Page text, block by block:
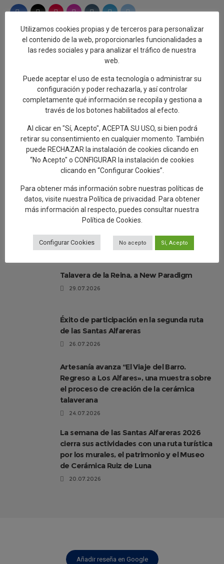
La edil de Artesanía destaca el Paseo de
las Letras como una nueva ruta turística
que une cerámica y literatura
2.08.2026
Delgado destaca la unión entre la cerámica
y la tauromaquia con la presentación de un
1.08.2026
El Paseo de las Letras se completa con 17
murales cerámicos con obras literarias que
hacen referencia a Talavera
Talavera de la Reina, a New Paradigm
29.07.2026
Éxito de participación en la segunda ruta
de las Santas Alfareras
26.07.2026
Artesanía avanza “El Viaje del Barro.
Regreso a Los Alfares», una muestra sobre
el proceso de creación de la cerámica
talaverana
24.07.2026
La semana de las Santas Alfareras 2026
cierra sus actividades con una ruta turística
por los murales, el patrimonio y el Museo
de Cerámica Ruiz de Luna
20.07.2026
Añadir reseña en Google
Utilizamos cookies propias y de terceros para personalizar
el contenido de la web, proporcionarles funcionalidades a
las redes sociales y para analizar el tráfico de nuestra
web.
Puede aceptar el uso de esta tecnología o administrar su
configuración y poder rechazarla, y así controlar
completamente qué información se recopila y gestiona a
través de los botones habilitados al efecto.
Al clicar en "Sí, Acepto", ACEPTA SU USO, si bien podrá
retirar su consentimiento en cualquier momento. También
puede RECHAZAR la instalación de cookies clicando en
“No Acepto" o CONFIGURAR la instalación de cookies
clicando en “Configurar Cookies”.
Para obtener más información sobre nuestras políticas de
datos, visite nuestra Política de privacidad
. Para obtener
más información al respecto, puedes consultar nuestra
Política de Cookies
Configurar Cookies No acepto Sí, Acepto